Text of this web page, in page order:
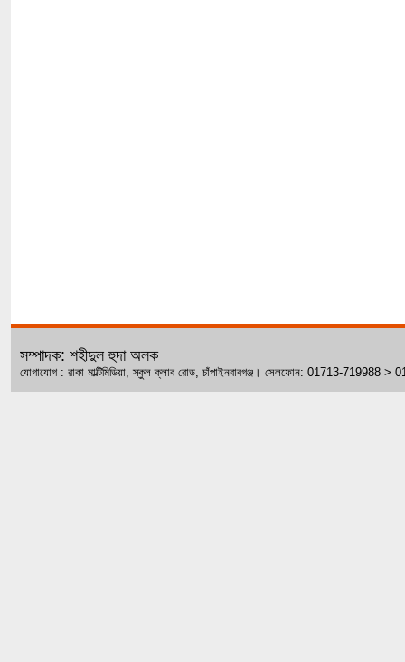
সম্পাদক: শহীদুল হুদা অলক
যোগাযোগ : রাকা মাল্টিমিডিয়া, স্কুল ক্লাব রোড, চাঁপাইনবাবগঞ্জ। সেলফোন: 01713-